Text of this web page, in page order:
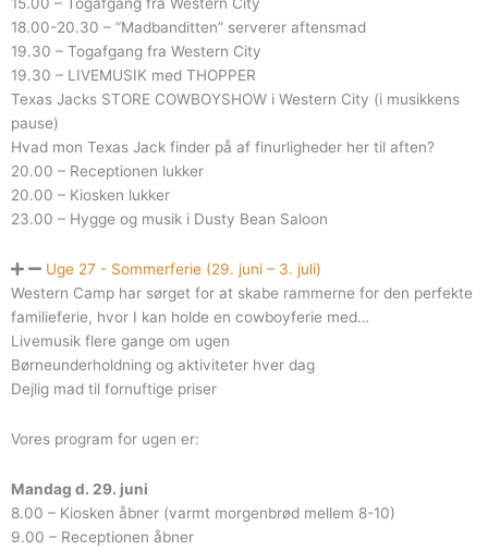
18.00-20.30 – “Madbanditten” serverer aftensmad
19.30 – Togafgang fra Western City
19.30 – LIVEMUSIK med THOPPER
Texas Jacks STORE COWBOYSHOW i Western City (i musikkens
pause)
Hvad mon Texas Jack finder på af finurligheder her til aften?
20.00 – Receptionen lukker
20.00 – Kiosken lukker
23.00 – Hygge og musik i Dusty Bean Saloon
Uge 27 - Sommerferie (29. juni – 3. juli)
Western Camp har sørget for at skabe rammerne for den perfekte
familieferie, hvor I kan holde en cowboyferie med…
Livemusik flere gange om ugen
Børneunderholdning og aktiviteter hver dag
Dejlig mad til fornuftige priser
Vores program for ugen er:
Mandag d. 29. juni
8.00 – Kiosken åbner (varmt morgenbrød mellem 8-10)
9.00 – Receptionen åbner